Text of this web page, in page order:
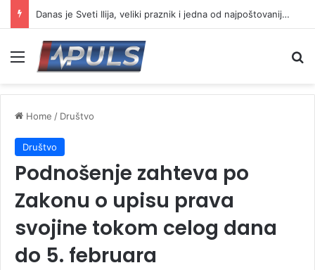
Danas je Sveti Ilija, veliki praznik i jedna od najpoštovanijih slava
Menu
Home / Društvo
Društvo
Podnošenje zahteva po
Zakonu o upisu prava
svojine tokom celog dana
do 5. februara